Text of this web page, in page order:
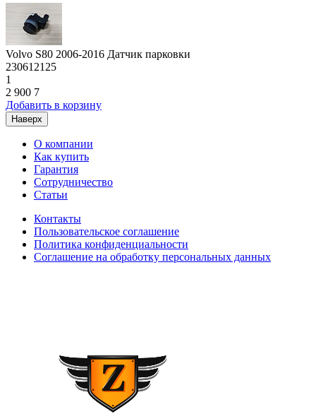
Volvo S80 2006-2016 Датчик парковки
230612125
1
2 900 7
Добавить в корзину
Наверх
О компании
Как купить
Гарантия
Сотрудничество
Статьи
Контакты
Пользовательское соглашение
Политика конфиденциальности
Соглашение на обработку персональных данных